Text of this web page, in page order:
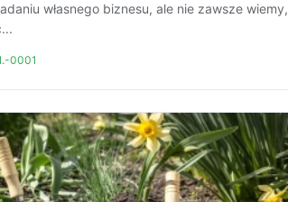
własnego biznesu, ale nie zawsze wiemy,
0001